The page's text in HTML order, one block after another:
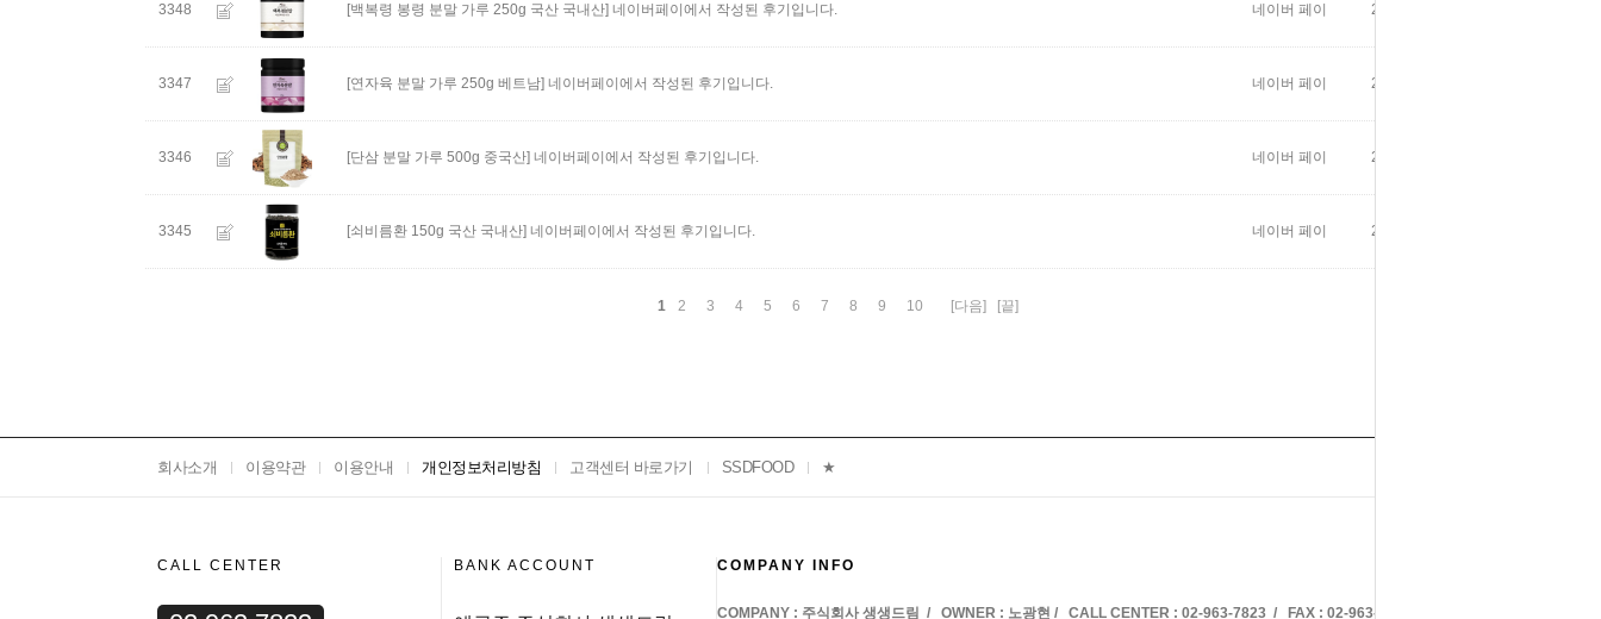
3348 [백복령 봉령 분말 가루 250g 국산 국내산] 네이버페이에서 작성된 후기입니다. 네이버 페이 2026/06/04
3347 [연자육 분말 가루 250g 베트남] 네이버페이에서 작성된 후기입니다. 네이버 페이 2026/06/04
3346 [단삼 분말 가루 500g 중국산] 네이버페이에서 작성된 후기입니다. 네이버 페이 2026/06/04
3345 [쇠비름환 150g 국산 국내산] 네이버페이에서 작성된 후기입니다. 네이버 페이 2026/05/19
1 2 3 4 5 6 7 8 9 10 [다음] [끝]
회사소개 이용약관 이용안내 개인정보처리방침 고객센터 바로가기 SSDFOOD ★
CALL CENTER BANK ACCOUNT COMPANY INFO
COMPANY : 주식회사 생생드림 / OWNER : 노광현 / CALL CENTER : 02-963-7823 / FAX : 02-963-7825